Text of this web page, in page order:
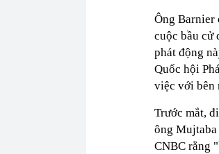
Ông Barnier
cuộc bầu cử
phát động
Quốc hội
việc với bên
Trước mắt,
ông Mujtaba
CNBC rằng